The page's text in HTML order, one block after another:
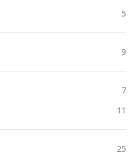
5
9
7
11
25